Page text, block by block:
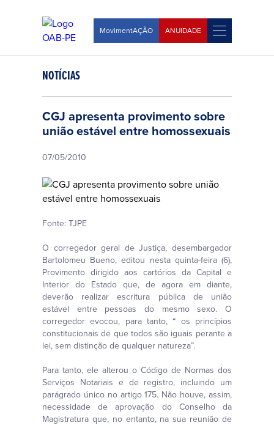
MovimentAÇÃO ANUIDADE
NOTÍCIAS
CGJ apresenta provimento sobre
união estável entre homossexuais
07/05/2010
Fonte: TJPE
O corregedor geral de Justiça, desembargador
Bartolomeu Bueno, editou nesta quinta-feira (6),
Provimento dirigido aos cartórios da Capital e
Interior do Estado que, de agora em diante,
deverão realizar escritura pública de união
estável entre pessoas do mesmo sexo. O
corregedor evocou, para tanto, “ os princípios
constitucionais de que todos são iguais perante a
lei, sem distinção de qualquer natureza”.
Para tanto, ele alterou o Código de Normas dos
Serviços Notariais e de registro, incluindo um
parágrado único no artigo 175. Não houve, assim,
necessidade de aprovação do Conselho da
Magistratura que, no entanto, na sua reunião de